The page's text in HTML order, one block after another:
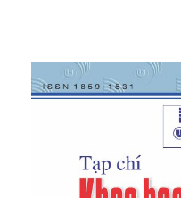
Journal of Robust
no. 17, pp. 8183-
https://doi.org/
Wang, R.
design for
nonlinear
estimation”,IEEE